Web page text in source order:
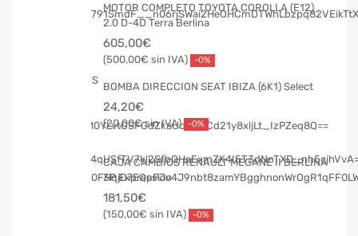
MOTOR COMPLETO TOYOTA COROLLA (E12)
2.0 D-4D Terra Berlina
605,00€
500,00€ -0%
BOMBA DIRECCION SEAT IBIZA (6K1) Select
24,20€
20,00€ -0%
CAJA CAMBIOS RENAULT MEGANE II BERLINA
3P Expression
181,50€
150,00€ -0%